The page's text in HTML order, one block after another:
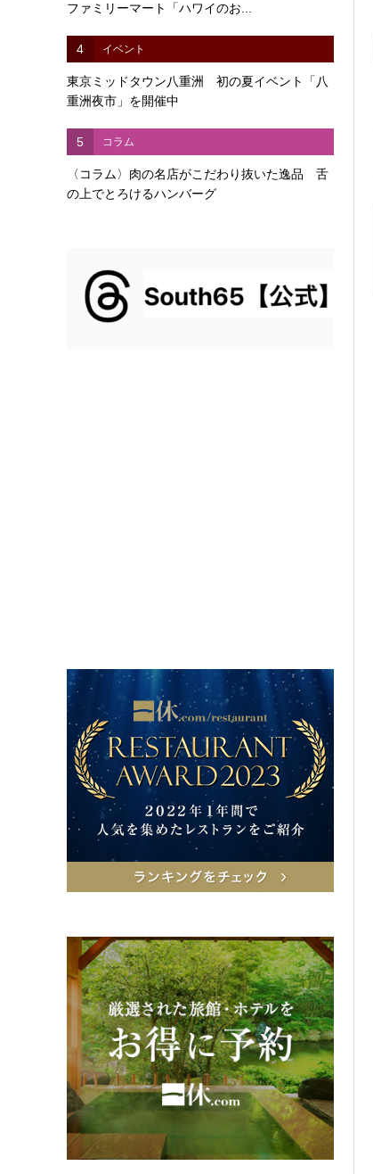
ファミリーマート「ハワイのお...
4 イベント
東京ミッドタウン八重洲 初の夏イベント「八
重洲夜市」を開催中
5 コラム
〈コラム〉肉の名店がこだわり抜いた逸品 舌
の上でとろけるハンバーグ